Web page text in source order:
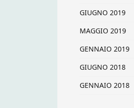
GIUGNO 2019
MAGGIO 2019
GENNAIO 2019
GIUGNO 2018
GENNAIO 2018